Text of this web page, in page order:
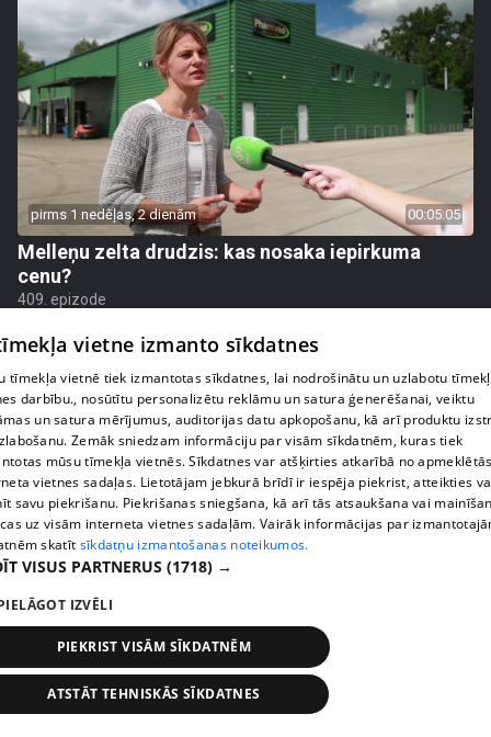
pirms 1 nedēļas, 2 dienām 00:05:05
Melleņu zelta drudzis: kas nosaka iepirkuma
cenu?
409. epizode
punktos to krietni mazāk
409. epizode
vietne izmanto sīkdatnes
tīmekļa vietnē tiek izmantotas sīkdatnes, lai nodrošinātu un uzlabotu
darbību., nosūtītu personalizētu reklāmu un satura ģenerēšanai, veiktu
un satura mērījumus, auditorijas datu apkopošanu, kā arī produktu
Zemāk sniedzam informāciju par visām sīkdatnēm, kuras tiek
mūsu tīmekļa vietnēs. Sīkdatnes var atšķirties atkarībā no
vietnes sadaļas. Lietotājam jebkurā brīdī ir iespēja piekrist, atteikties
savu piekrišanu. Piekrišanas sniegšana, kā arī tās atsaukšana vai
uz visām interneta vietnes sadaļām. Vairāk informācijas par
skatīt sīkdatņu izmantošanas noteikumos.
VISUS PARTNERUS (1718) →
IZVĒLI
PIEKRIST VISĀM SĪKDATNĒM
ATSTĀT TEHNISKĀS SĪKDATNES